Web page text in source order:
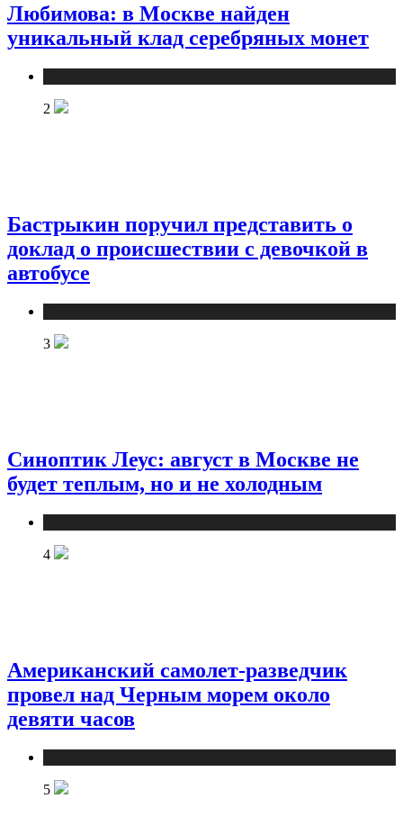
Любимова: в Москве найден
уникальный клад серебряных монет
2
Бастрыкин поручил представить о
доклад о происшествии с девочкой в
автобусе
3
Синоптик Леус: август в Москве не
будет теплым, но и не холодным
4
Американский самолет-разведчик
провел над Черным морем около
девяти часов
5